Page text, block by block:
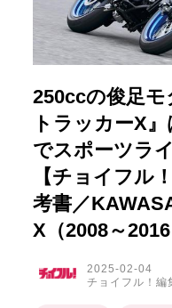
250ccの俊足
トラッカーX
でスポーツラ
【チョイフル
考書／
X（2008～2016
2025-02-04
チョイフル！編